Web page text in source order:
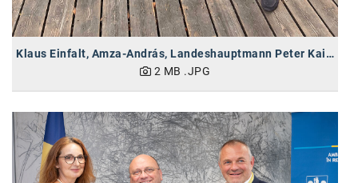
PAYBACK
Planted
P&G
RIC
Schiefer Rechtsanwälte
Klaus Einfalt, Amza-András, Landeshauptmann Peter Kaiser (vlnr)
2 MB .JPG